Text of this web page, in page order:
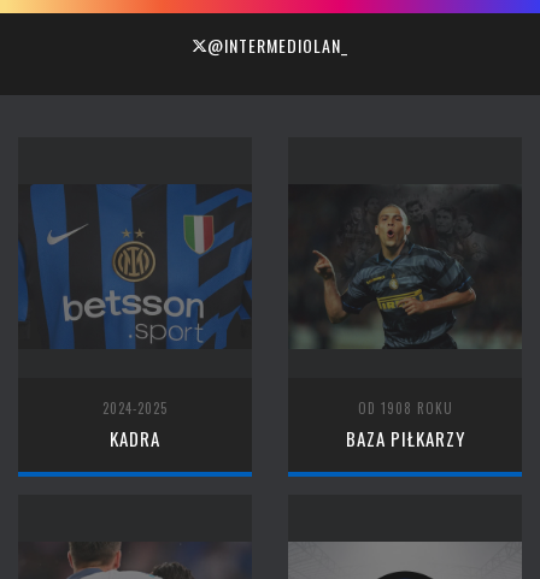
@INTERMEDIOLAN_
2024-2025
KADRA
OD 1908 ROKU
BAZA PIŁKARZY